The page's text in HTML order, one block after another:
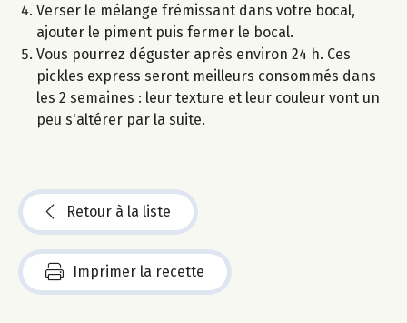
Verser le mélange frémissant dans votre bocal,
ajouter le piment puis fermer le bocal.
Vous pourrez déguster après environ 24 h. Ces
pickles express seront meilleurs consommés dans
les 2 semaines : leur texture et leur couleur vont un
peu s'altérer par la suite.
Retour à la liste
Imprimer la recette